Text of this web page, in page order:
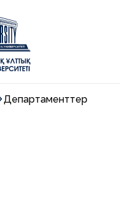
Департаменттер